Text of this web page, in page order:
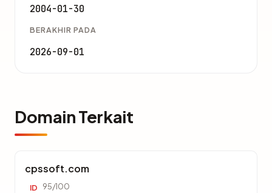
2004-01-30
BERAKHIR PADA
2026-09-01
Domain Terkait
cpssoft.com
ID 95/100